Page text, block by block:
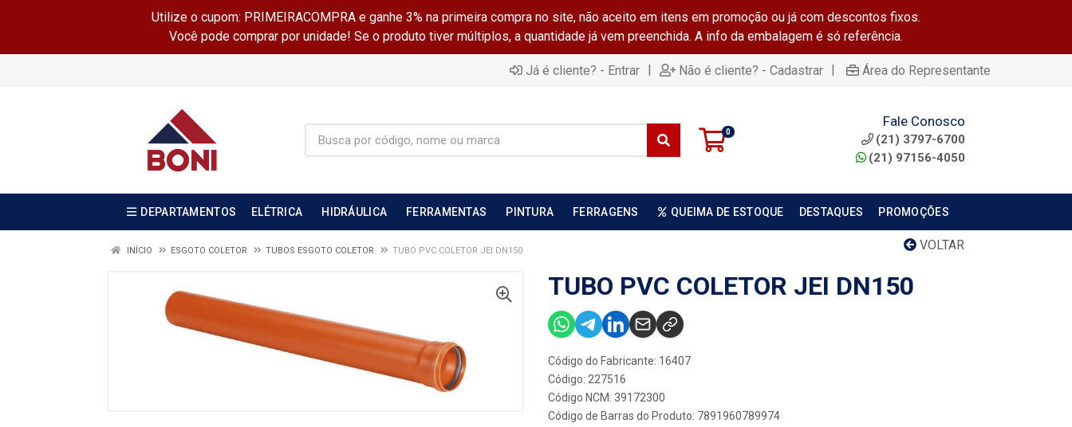
Utilize o cupom: PRIMEIRACOMPRA e ganhe 3% na primeira compra no site, não aceito em itens em promoção ou já com descontos fixos.
Você pode comprar por unidade! Se o produto tiver múltiplos, a quantidade já vem preenchida. A info da embalagem é só referência.
Já é cliente? - Entrar | Não é cliente? - Cadastrar | Área do Representante
0
Fale Conosco
(21) 3797-6700
(21) 97156-4050
DEPARTAMENTOS ELÉTRICA HIDRÁULICA FERRAMENTAS PINTURA FERRAGENS QUEIMA DE ESTOQUE DESTAQUES PROMOÇÕES
VOLTAR
INÍCIO ESGOTO COLETOR TUBOS ESGOTO COLETOR TUBO PVC COLETOR JEI DN150
TUBO PVC COLETOR JEI DN150
Código do Fabricante: 16407
Código: 227516
Código NCM: 39172300
Código de Barras do Produto: 7891960789974